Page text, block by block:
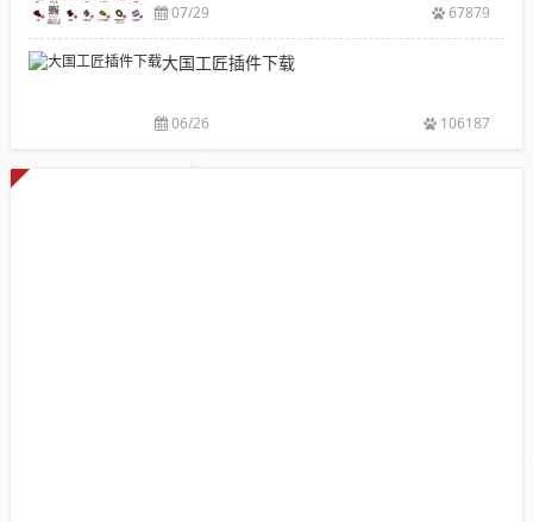
件
库
配
07/29 67879
大国工匠插件下载
06/26 106187